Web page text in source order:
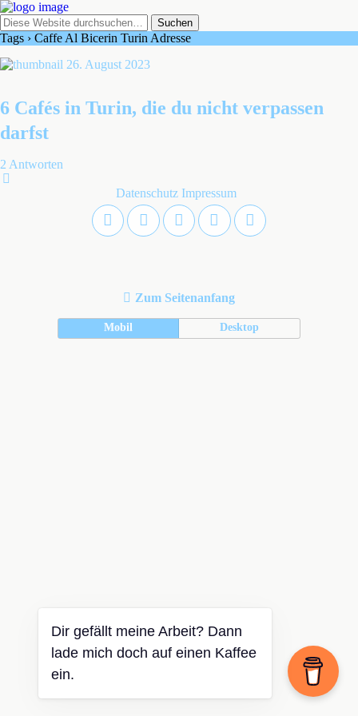
Tags › Caffe Al Bicerin Turin Adresse
26. August 2023
6 Cafés in Turin, die du nicht verpassen
darfst
2 Antworten
Datenschutz Impressum
Zum Seitenanfang
Mobil Desktop
Dir gefällt meine Arbeit? Dann
lade mich doch auf einen Kaffee
ein.